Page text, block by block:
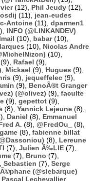
(12), Phil Jeudy (12),
(11), jean-eudes
Antoine (11), dparmen1
INFO (@LINKANDEV)
(10), babar(10),
(10), Nicolas Andre
(10),
(9), Rafael (9),
Mickael (9), Hugues (9),
(9), jequeffelec (9),
(9), BenoÃ®t Granger
(@olivez) (9), faculte
(9), gepettot (9),
(8), Yannick Lejeune (8),
Daniel (8), Emmanuel
A. (8), @FredOu_
(8),
(8), fabienne billat
(8), Lereune
(7), Julien Ã‰LIE (7),
(7), Bruno (7),
Sebastien (7), Serge
(@slebarque)
Pascal Lechevallier